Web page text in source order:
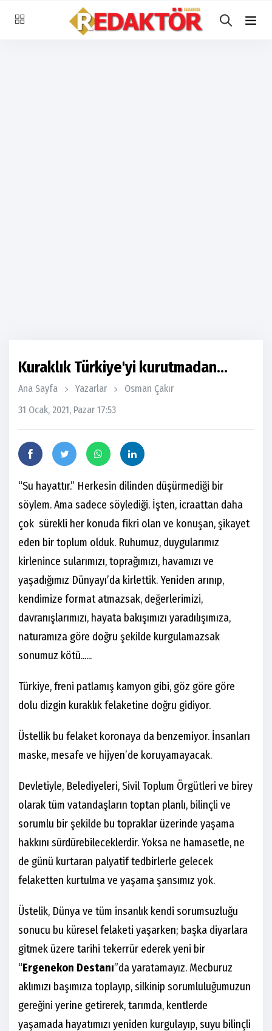
Kuraklık Türkiye'yi kurutmadan...
Ana Sayfa Yazarlar
Osman Çakır
31 Ocak, 2021, Pazar 17:53
“Su hayattır.” Herkesin dilinden düşürmediği bir
söylem. Ama sadece söylediği. İşten, icraattan daha
çok sürekli her konuda fikri olan ve konuşan, şikayet
eden bir toplum olduk. Ruhumuz, duygularımız
kirlenince sularımızı, toprağımızı, havamızı ve
yaşadığımız Dünyayı’da kirlettik. Yeniden arınıp,
kendimize format atmazsak, değerlerimizi,
davranışlarımızı, hayata bakışımızı yaradılışımıza,
naturamıza göre doğru şekilde kurgulamazsak
sonumuz kötü......
Türkiye, freni patlamış kamyon gibi, göz göre göre
dolu dizgin kuraklık felaketine doğru gidiyor.
Üstellik bu felaket koronaya da benzemiyor. İnsanları
maske, mesafe ve hijyen’de koruyamayacak.
Devletiyle, Belediyeleri, Sivil Toplum Örgütleri ve birey
olarak tüm vatandaşların toptan planlı, bilinçli ve
sorumlu bir şekilde bu topraklar üzerinde yaşama
hakkını sürdürebileceklerdir. Yoksa ne hamasetle, ne
de günü kurtaran palyatif tedbirlerle gelecek
felaketten kurtulma ve yaşama şansımız yok.
Üstelik, Dünya ve tüm insanlık kendi sorumsuzluğu
sonucu bu küresel felaketi yaşarken; başka diyarlara
gitmek üzere tarihi tekerrür ederek yeni bir
“Ergenekon Destanı”da yaratamayız. Mecburuz
aklımızı başımıza toplayıp, silkinip sorumluluğumuzun
gereğini yerine getirerek, tarımda, kentlerde
yaşamada hayatımızı yeniden kurgulayıp, suyu bilinçli